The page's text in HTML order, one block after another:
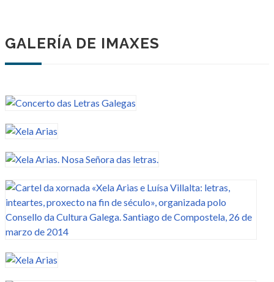
GALERÍA DE IMAXES